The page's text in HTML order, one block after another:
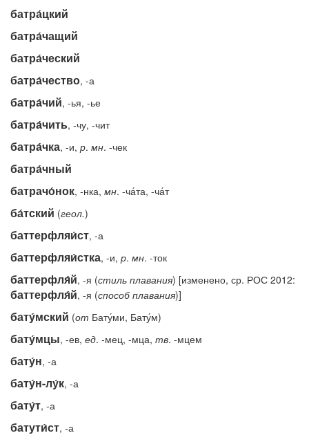
батра́цкий
батра́чащий
батра́ческий
батра́чество, -а
батра́чий, -ья, -ье
батра́чить, -чу, -чит
батра́чка, -и, р. мн. -чек
батра́чный
батрачо́нок, -нка, мн. -ча́та, -ча́т
ба́тский (геол.)
баттерфляи́ст, -а
баттерфляи́стка, -и, р. мн. -ток
баттерфля́й, -я (стиль плавания) [изменено, ср. РОС 2012:
баттерфля́й, -я (способ плавания)]
бату́мский (от Бату́ми, Бату́м)
бату́мцы, -ев, ед. -мец, -мца, тв. -мцем
бату́н, -а
бату́н-лу́к, -а
бату́т, -а
батути́ст, -а